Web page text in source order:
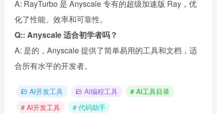
A: RayTurbo 是 Anyscale 专有的超级加速版 Ray，优
化了性能、效率和可靠性。
Q:: Anyscale 适合初学者吗？
A: 是的，Anyscale 提供了简单易用的工具和文档，适
合所有水平的开发者。
AI开发工具 AI编程工具
# AI工具目录
# AI开发工具
# 代码助手